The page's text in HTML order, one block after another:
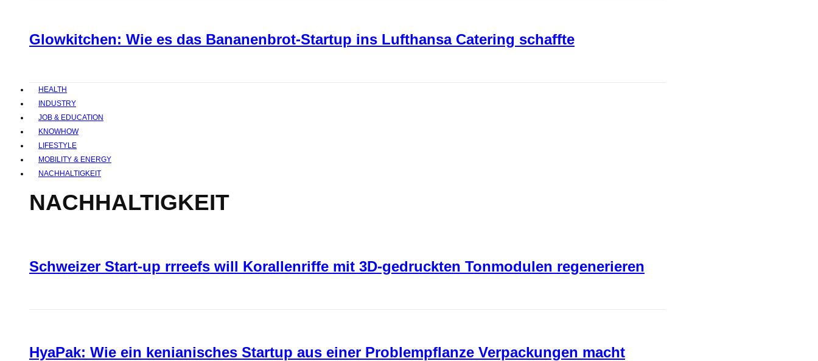
Glowkitchen: Wie es das Bananenbrot-Startup ins Lufthansa Catering schaffte
HEALTH
INDUSTRY
JOB & EDUCATION
KNOWHOW
LIFESTYLE
MOBILITY & ENERGY
NACHHALTIGKEIT
NACHHALTIGKEIT
Schweizer Start-up rrreefs will Korallenriffe mit 3D-gedruckten Tonmodulen regenerieren
HyaPak: Wie ein kenianisches Startup aus einer Problempflanze Verpackungen macht